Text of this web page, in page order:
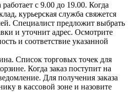
работает с 9.00 до 19.00. Когда
курьерская служба свяжется
Специалист предложит выбрать
и уточнит адрес. Осмотрите
и соответствие указанной
Список торговых точек для
Когда заказ поступит на
Для получения заказа
в кассовой зоне и назовите